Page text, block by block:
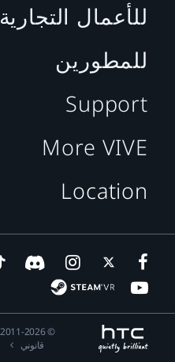
للأعمال التجارية
للمطورين
Support
More VIVE
Location
© 2011-2026 HTC Corporation
قانوني